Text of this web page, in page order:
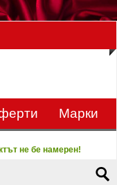
Mарки
не бе намерен!